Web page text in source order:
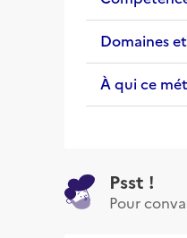
Domaines
À qui ce
Psst !
Pour